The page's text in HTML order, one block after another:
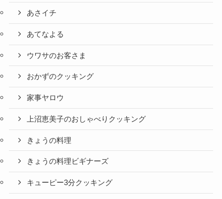
あさイチ
あてなよる
ウワサのお客さま
おかずのクッキング
家事ヤロウ
上沼恵美子のおしゃべりクッキング
きょうの料理
きょうの料理ビギナーズ
キューピー3分クッキング